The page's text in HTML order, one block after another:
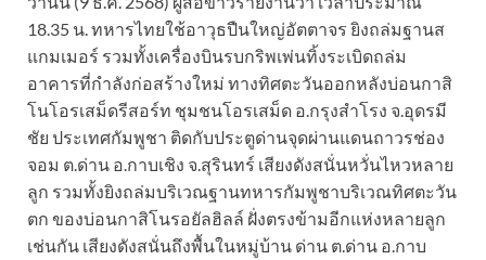
18.35 น. ทหารไทยใช้อาวุธปืนใหญ่อัตตาจร ยิงถล่มฐานส
แกมเมอร์ รวมทั้งเครื่องบินรบกริพเพ่นทิ้งระเบิดถล่ม
อาคารที่กำลังก่อสร้างใหม่ ทางทิศตะวันออกหลังบ่อนกาสิ
โนโอรเสม็ดรีสอร์ท ชุมชนโอรเสม็ด อ.กรุงสำโรง จ.อุดรมี
ชัย ประเทศกัมพูชา ติดกับประตูด่านจุดผ่านแดนถาวรช่อง
จอม ต.ด่าน อ.กาบเชิง จ.สุรินทร์ เสียงดังสนั่นหวั่นไหวหลาย
ลูก รวมทั้งยิงถล่มบริเวณฐานทหารกัมพูชาบริเวณทิศตะวัน
ตก ของบ่อนกาสิโนรอยัลฮิลล์ ฝั่งตรงข้ามอีกแห่งหลายลูก
เช่นกัน เสียงดังสนั่นถึงพื้นในหมู่บ้าน ด่าน ต.ด่าน อ.กาบ